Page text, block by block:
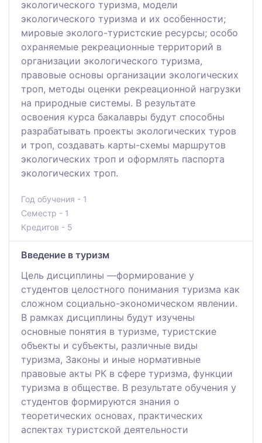
экологического туризма, модели
экологического туризма и их особенности;
мировые эколого-туристские ресурсы; особо
охраняемые рекреационные территорий в
организации экологического туризма,
правовые основы организации экологических
троп, методы оценки рекреационной нагрузки
на природные системы. В результате
освоения курса бакалавры будут способны
разрабатывать проекты экологических туров
и троп, создавать карты-схемы маршрутов
экологических троп и оформлять паспорта
экологических троп.
Год обучения - 1
Семестр - 1
Кредитов - 5
Введение в туризм
Цель дисциплины —формирование у
студентов целостного понимания туризма как
сложном социально-экономическом явлении.
В рамках дисциплины будут изучены
основные понятия в туризме, туристские
объекты и субъекты, различные виды
туризма, Законы и иные нормативные
правовые акты РК в сфере туризма, функции
туризма в обществе. В результате обучения у
студентов формируются знания о
теоретических основах, практических
аспектах туристской деятельности